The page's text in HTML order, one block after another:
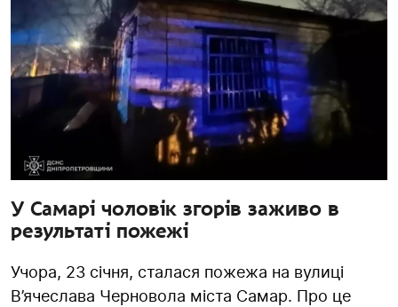
У Самарі чоловік згорів заживо в
результаті пожежі
Учора, 23 січня, сталася пожежа на вулиці
В’ячеслава Черновола міста Самар. Про це